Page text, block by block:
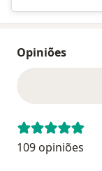
Opiniões
109 opiniões